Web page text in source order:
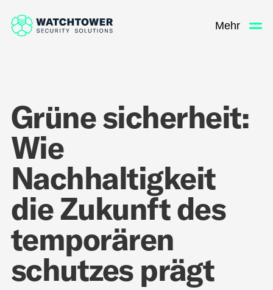
Mehr
Grüne sicherheit:
Wie
Nachhaltigkeit
die Zukunft des
temporären
schutzes prägt